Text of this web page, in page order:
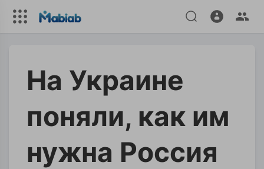
На Украине
поняли, как им
нужна Россия